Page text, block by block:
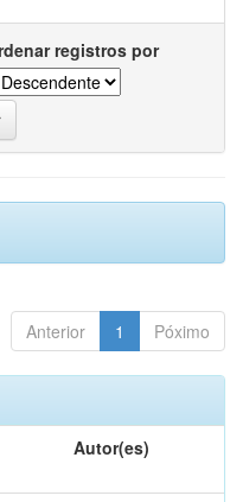
registros por
Anterior 1 Póximo
Autor(es)